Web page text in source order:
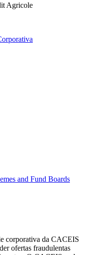
Agricole
and Fund Boards
corporativa da CACEIS
ofertas fraudulentas